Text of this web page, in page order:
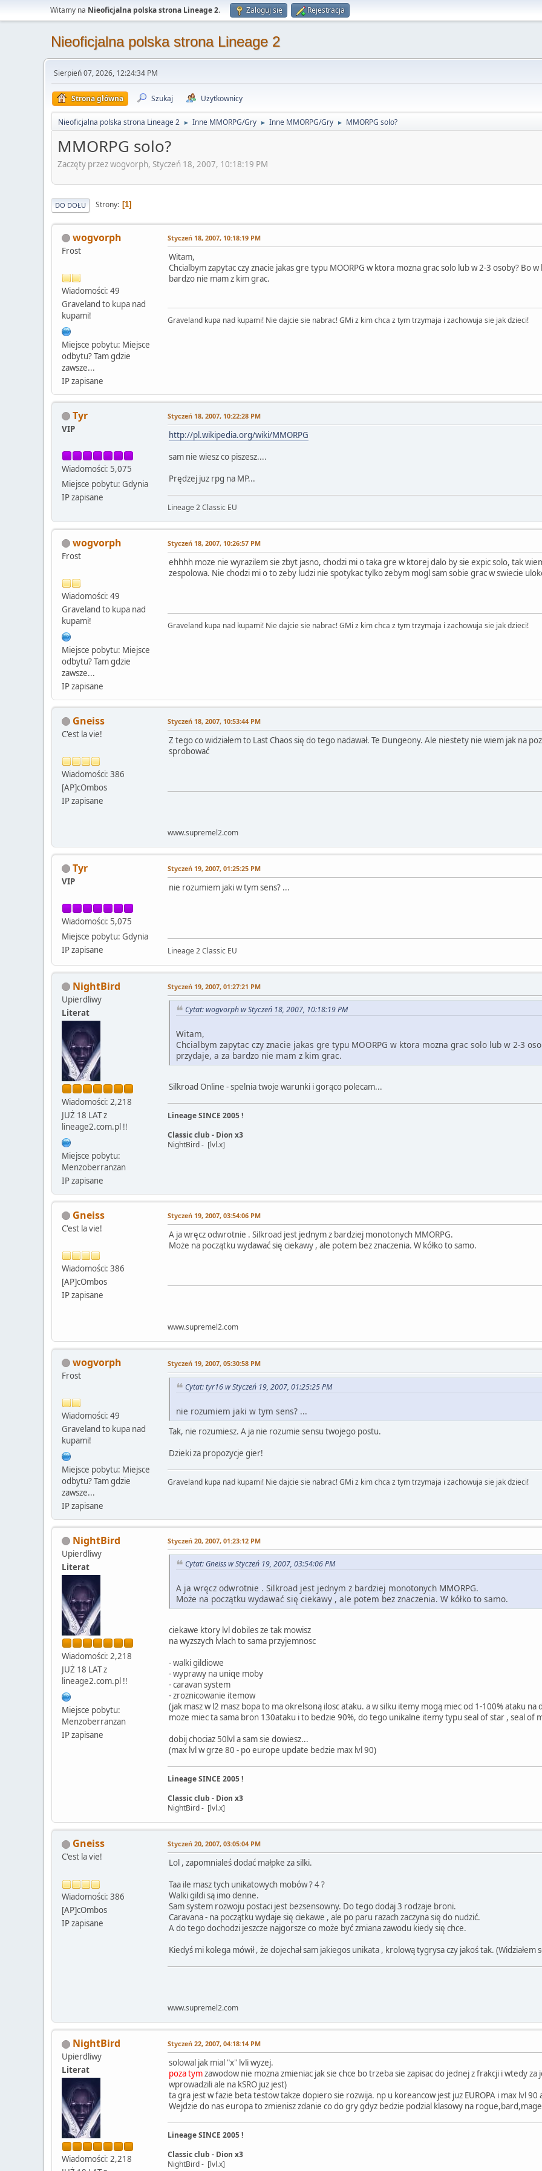
Witamy na Nieoficjalna polska strona Lineage 2. Zaloguj się Rejestracja
Nieoficjalna polska strona Lineage 2
Sierpień 07, 2026, 12:24:34 PM
Strona główna Szukaj Użytkownicy
Nieoficjalna polska strona Lineage 2 ► Inne MMORPG/Gry ► Inne MMORPG/Gry ► MMORPG solo?
MMORPG solo?
Zaczęty przez wogvorph, Styczeń 18, 2007, 10:18:19 PM
DO DOŁU Strony 1
wogvorph
Frost
Wiadomości: 49
Graveland to kupa nad
kupami!
Miejsce pobytu: Miejsce
odbytu? Tam gdzie
zawsze...
IP zapisane
Styczeń 18, 2007, 10:18:19 PM
Witam,
Chcialbym zapytac czy znacie jakas gre typu MOORPG w ktora mozna grac solo lub w 2-3 osoby? Bo
bardzo nie mam z kim grac.
Graveland kupa nad kupami! Nie dajcie sie nabrac! GMi z kim chca z tym trzymaja i zachowuja sie jak dzieci!
Tyr
VIP
Wiadomości: 5,075
Miejsce pobytu: Gdynia
IP zapisane
Styczeń 18, 2007, 10:22:28 PM
http://pl.wikipedia.org/wiki/MMORPG
sam nie wiesz co piszesz....
Prędzej juz rpg na MP...
Lineage 2 Classic EU
wogvorph
Frost
Wiadomości: 49
Graveland to kupa nad
kupami!
Miejsce pobytu: Miejsce
odbytu? Tam gdzie
zawsze...
IP zapisane
Styczeń 18, 2007, 10:26:57 PM
ehhhh moze nie wyrazilem sie zbyt jasno, chodzi mi o taka gre w ktorej dalo by sie expic solo, tak
zespolowa. Nie chodzi mi o to zeby ludzi nie spotykac tylko zebym mogl sam sobie grac w swiecie
Graveland kupa nad kupami! Nie dajcie sie nabrac! GMi z kim chca z tym trzymaja i zachowuja sie jak dzieci!
Gneiss
C'est la vie!
Wiadomości: 386
[AP]cOmbos
IP zapisane
Styczeń 18, 2007, 10:53:44 PM
Z tego co widziałem to Last Chaos się do tego nadawał. Te Dungeony. Ale niestety nie wiem jak na
sprobować
www.supremel2.com
Tyr
VIP
Wiadomości: 5,075
Miejsce pobytu: Gdynia
IP zapisane
Styczeń 19, 2007, 01:25:25 PM
nie rozumiem jaki w tym sens? ...
Lineage 2 Classic EU
NightBird
Upierdliwy
Literat
Wiadomości: 2,218
JUŻ 18 LAT z
lineage2.com.pl !!
Miejsce pobytu:
Menzoberranzan
IP zapisane
Styczeń 19, 2007, 01:27:21 PM
Cytat: wogvorph w Styczeń 18, 2007, 10:18:19 PM
Witam,
Chcialbym zapytac czy znacie jakas gre typu MOORPG w ktora mozna grac solo lub w 2-3
przydaje, a za bardzo nie mam z kim grac.
Silkroad Online - spelnia twoje warunki i gorąco polecam...
Lineage SINCE 2005 !
Classic club - Dion x3
NightBird - [lvl.x]
Gneiss
C'est la vie!
Wiadomości: 386
[AP]cOmbos
IP zapisane
Styczeń 19, 2007, 03:54:06 PM
A ja wręcz odwrotnie . Silkroad jest jednym z bardziej monotonych MMORPG.
Może na początku wydawać się ciekawy , ale potem bez znaczenia. W kółko to samo.
www.supremel2.com
wogvorph
Frost
Wiadomości: 49
Graveland to kupa nad
kupami!
Miejsce pobytu: Miejsce
odbytu? Tam gdzie
zawsze...
IP zapisane
Styczeń 19, 2007, 05:30:58 PM
Cytat: tyr16 w Styczeń 19, 2007, 01:25:25 PM
nie rozumiem jaki w tym sens? ...
Tak, nie rozumiesz. A ja nie rozumie sensu twojego postu.
Dzieki za propozycje gier!
Graveland kupa nad kupami! Nie dajcie sie nabrac! GMi z kim chca z tym trzymaja i zachowuja sie jak dzieci!
NightBird
Upierdliwy
Literat
Wiadomości: 2,218
JUŻ 18 LAT z
lineage2.com.pl !!
Miejsce pobytu:
Menzoberranzan
IP zapisane
Styczeń 20, 2007, 01:23:12 PM
Cytat: Gneiss w Styczeń 19, 2007, 03:54:06 PM
A ja wręcz odwrotnie . Silkroad jest jednym z bardziej monotonych MMORPG.
Może na początku wydawać się ciekawy , ale potem bez znaczenia. W kółko to samo.
ciekawe ktory lvl dobiles ze tak mowisz
na wyzszych lvlach to sama przyjemnosc
- walki gildiowe
- wyprawy na uniqe moby
- caravan system
- zroznicowanie itemow
(jak masz w l2 masz bopa to ma okrelsoną ilosc ataku. a w silku itemy mogą miec od 1-100% ataku
moze miec ta sama bron 130ataku i to bedzie 90%, do tego unikalne itemy typu seal of star , seal of
dobij chociaz 50lvl a sam sie dowiesz...
(max lvl w grze 80 - po europe update bedzie max lvl 90)
Lineage SINCE 2005 !
Classic club - Dion x3
NightBird - [lvl.x]
Gneiss
C'est la vie!
Wiadomości: 386
[AP]cOmbos
IP zapisane
Styczeń 20, 2007, 03:05:04 PM
Lol , zapomnialeś dodać małpke za silki.
Taa ile masz tych unikatowych mobów ? 4 ?
Walki gildi są imo denne.
Sam system rozwoju postaci jest bezsensowny. Do tego dodaj 3 rodzaje broni.
Caravana - na początku wydaje się ciekawe , ale po paru razach zaczyna się do nudzić.
A do tego dochodzi jeszcze najgorsze co może być zmiana zawodu kiedy się chce.
Kiedyś mi kolega mówił , że dojechał sam jakiegos unikata , krolową tygrysa czy jakoś tak. (Widziałem
www.supremel2.com
NightBird
Upierdliwy
Literat
Wiadomości: 2,218
Styczeń 22, 2007, 04:18:14 PM
solowal jak mial "x" lvli wyzej.
poza tymzawodow nie mozna zmieniac jak sie chce bo trzeba sie zapisac do jednej z frakcji i wtedy za
wprowadzili ale na kSRO juz jest)
ta gra jest w fazie beta testow takze dopiero sie rozwija. np u koreancow jest juz EUROPA i max lvl
Wejdzie do nas europa to zmienisz zdanie co do gry gdyz bedzie podzial klasowy na
Lineage SINCE 2005 !
Classic club - Dion x3
NightBird - [lvl.x]